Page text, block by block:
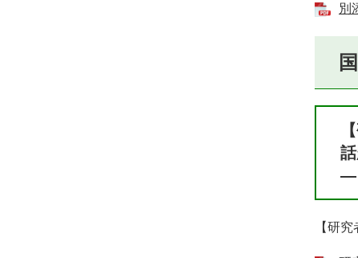
別
―
【研